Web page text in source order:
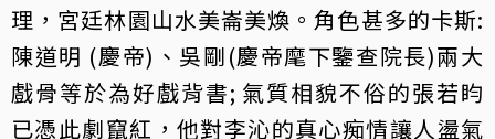
理，宮廷林園山水美崙美煥。角色甚多的卡斯:
陳道明 (慶帝)、吳剛(慶帝麾下鑒查院長)兩大
戲骨等於為好戲背書; 氣質相貌不俗的張若盷
已憑此劇竄紅，他對李沁的真心痴情讓人盪氣